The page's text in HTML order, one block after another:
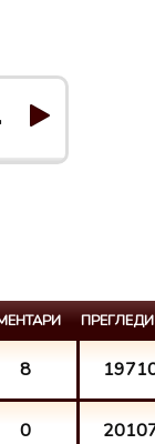
ПРЕГЛЕДИ
8
0